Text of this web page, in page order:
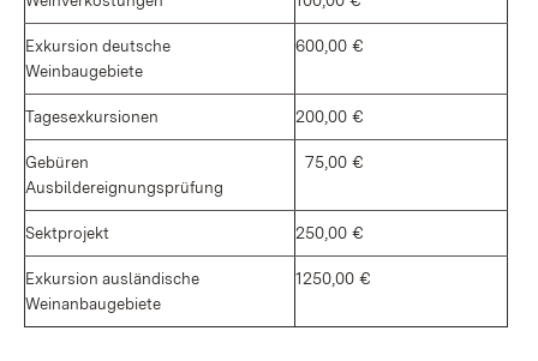
Exkursion deutsche
Weinbaugebiete
600,00 €
Tagesexkursionen 200,00 €
Gebüren
Ausbildereignungsprüfung
75,00 €
Sektprojekt 250,00 €
Exkursion ausländische
Weinanbaugebiete
1250,00 €